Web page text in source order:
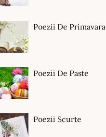
Poezii De Primavara
Poezii De Paste
Poezii Scurte